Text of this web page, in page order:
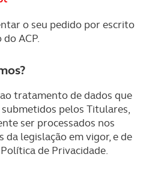
o seu pedido por escrito
ACP.
tratamento de dados que
pelos Titulares,
ser processados nos
legislação em vigor, e de
de Privacidade.